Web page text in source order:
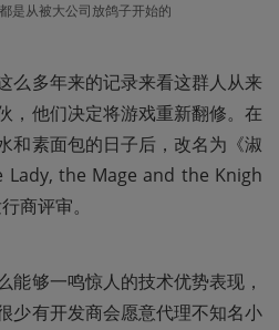
是从被大公司放鸽子开始的
么多年来的记录来看这群人从来
，他们决定将游戏重新翻修。在
和素面包的日子后，改名为《淑
the Mage and the Knigh
商评审。
能够一鸣惊人的技术优势表现，
少有开发商会愿意代理不知名小